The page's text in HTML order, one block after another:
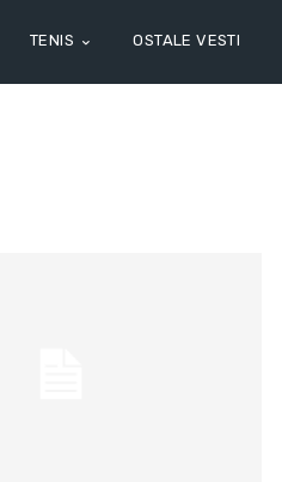
TENIS OSTALE VESTI